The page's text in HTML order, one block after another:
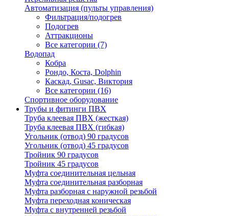
Автоматизация (пульты управления)
Фильтрация/подогрев
Подогрев
Аттракционы
Все категории (7)
Водопад
Кобра
Рондо, Коста, Dolphin
Каскад, Gusac, Виктория
Все категории (16)
Спортивное оборудование
Трубы и фитинги ПВХ
Труба клеевая ПВХ (жесткая)
Труба клеевая ПВХ (гибкая)
Угольник (отвод) 90 градусов
Угольник (отвод) 45 градусов
Тройник 90 градусов
Тройник 45 градусов
Муфта соединительная цельная
Муфта соединительная разборная
Муфта разборная с наружной резьбой
Муфта переходная коническая
Муфта с внутренней резьбой